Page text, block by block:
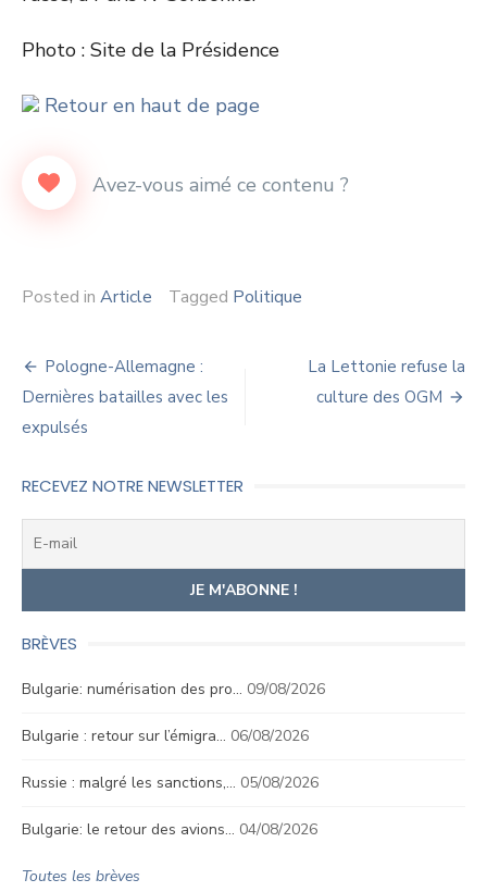
Photo : Site de la Présidence
Retour en haut de page
Posted in Article Tagged Politique
Navigation
de
l’article
Pologne-Allemagne :
Dernières batailles avec les
expulsés
La Lettonie refuse la
culture des OGM
RECEVEZ NOTRE NEWSLETTER
BRÈVES
Bulgarie: numérisation des pro… 09/08/2026
Bulgarie : retour sur l’émigra… 06/08/2026
Russie : malgré les sanctions,… 05/08/2026
Bulgarie: le retour des avions… 04/08/2026
Toutes les brèves